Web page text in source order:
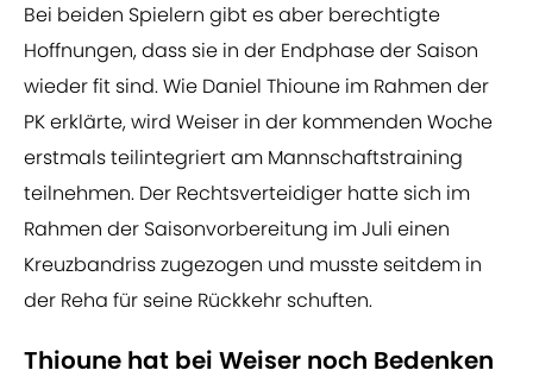
Bei beiden Spielern gibt es aber berechtigte
Hoffnungen, dass sie in der Endphase der Saison
wieder fit sind. Wie Daniel Thioune im Rahmen der
PK erklärte, wird Weiser in der kommenden Woche
erstmals teilintegriert am Mannschaftstraining
teilnehmen. Der Rechtsverteidiger hatte sich im
Rahmen der Saisonvorbereitung im Juli einen
Kreuzbandriss zugezogen und musste seitdem in
der Reha für seine Rückkehr schuften.
Thioune hat bei Weiser noch Bedenken